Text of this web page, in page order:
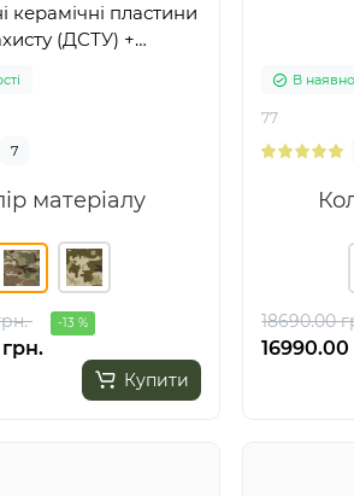
керамічні пластини
(ДСТУ) +
7
матеріалу
-13 %
Купити
В
77
18690.00
16990.00